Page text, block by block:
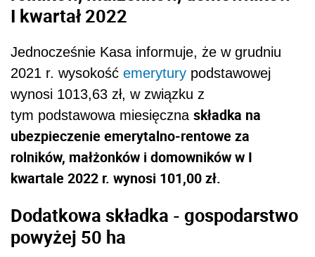
I kwartał 2022
Jednocześnie Kasa informuje, że w grudniu
2021 r. wysokość emerytury podstawowej
wynosi 1013,63 zł, w związku z
tym podstawowa miesięczna składka na
ubezpieczenie emerytalno-rentowe za
rolników, małżonków i domowników w I
kwartale 2022 r. wynosi 101,00 zł.
Dodatkowa składka - gospodarstwo
powyżej 50 ha